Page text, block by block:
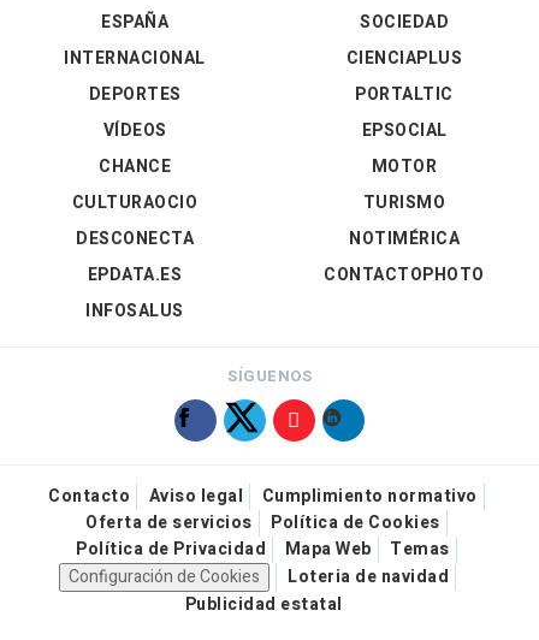
ESPAÑA
INTERNACIONAL
DEPORTES
VÍDEOS
SOCIEDAD
CIENCIAPLUS
PORTALTIC
EPSOCIAL
CHANCE
CULTURAOCIO
DESCONECTA
EPDATA.ES
INFOSALUS
MOTOR
TURISMO
NOTIMÉRICA
CONTACTOPHOTO
SÍGUENOS
Contacto Aviso legal
Cumplimiento normativo
Oferta de servicios
Política de Cookies
Política de Privacidad
Mapa Web
Temas
Configuración de Cookies
Loteria de navidad
Publicidad estatal